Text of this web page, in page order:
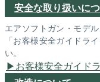
安全な取り扱いに
エアソフトガン・モデ
「お客様安全ガイドラ
い。
お客様安全ガイド